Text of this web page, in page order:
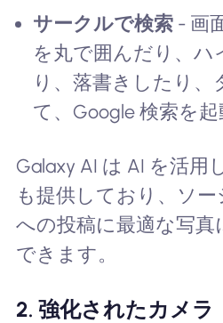
サークルで検索 - 画
を丸で囲んだり、ハ
り、落書きしたり、
て、Google 検索を起
Galaxy AI は AI を活用
も提供しており、ソ
への投稿に最適な写
できます。
2. 強化されたカメラ